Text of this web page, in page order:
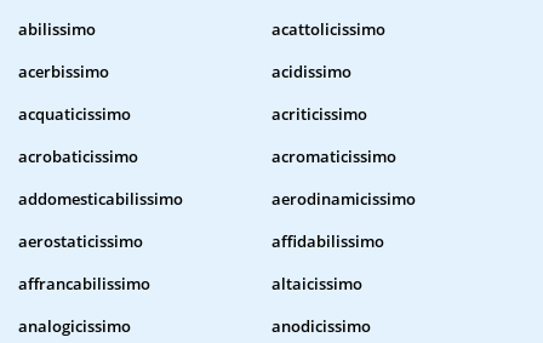
abilissimo
acattolicissimo
acerbissimo
acidissimo
acquaticissimo
acriticissimo
acrobaticissimo
acromaticissimo
addomesticabilissimo
aerodinamicissimo
aerostaticissimo
affidabilissimo
affrancabilissimo
altaicissimo
analogicissimo
anodicissimo